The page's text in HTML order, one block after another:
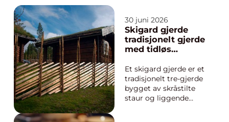
30 juni 2026
Skigard gjerde
tradisjonelt gjerde
med tidløs
Et skigard gjerde er et
tradisjonelt tre-gjerde
bygget av skråstilte
staur og liggende